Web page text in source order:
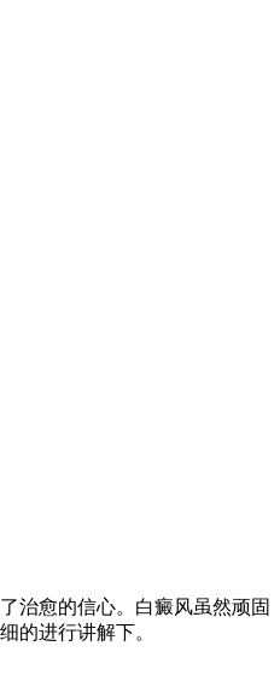
治愈的信心。白癜风虽然顽固
的进行讲解下。